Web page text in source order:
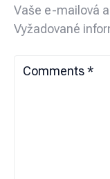
Vaše e-mailová
Vyžadované